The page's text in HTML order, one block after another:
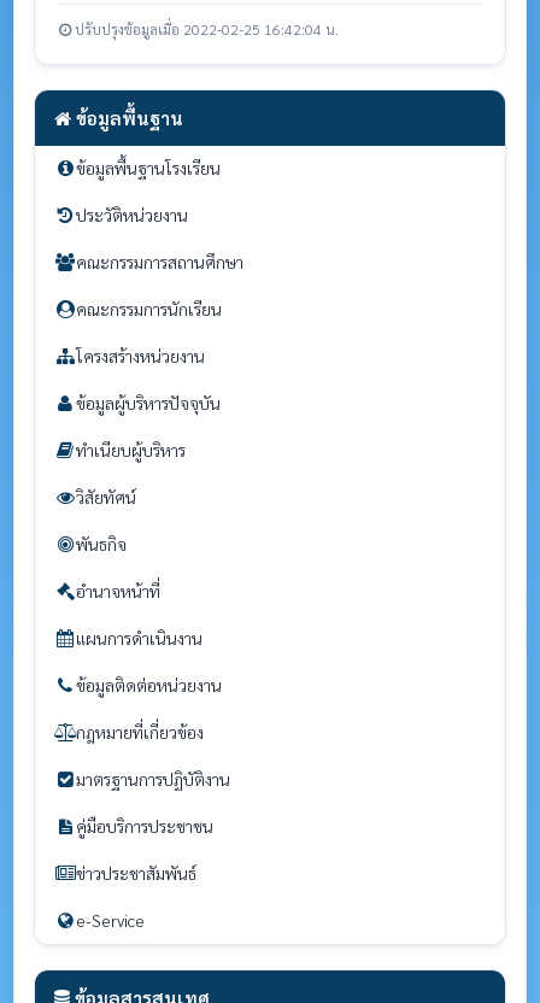
ข้อมูลพื้นฐาน
ข้อมูลพื้นฐานโรงเรียน
ประวัติหน่วยงาน
คณะกรรมการสถานศึกษา
คณะกรรมการนักเรียน
โครงสร้างหน่วยงาน
ข้อมูลผู้บริหารปัจจุบัน
ทำเนียบผู้บริหาร
วิสัยทัศน์
พันธกิจ
อำนาจหน้าที่
แผนการดำเนินงาน
ข้อมูลติดต่อหน่วยงาน
กฎหมายที่เกี่ยวข้อง
มาตรฐานการปฏิบัติงาน
คู่มือบริการประชาชน
ข่าวประชาสัมพันธ์
e-Service
ข้อมูลสารสนเทศ
ปรับปรุงข้อมูลเมื่อ 2022-02-25 16:42:04 น.